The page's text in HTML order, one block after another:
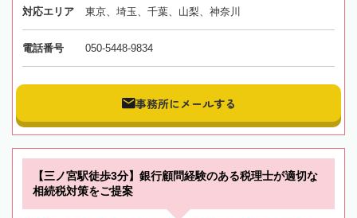
対応エリア 東京、埼玉、千葉、山梨、神奈川
電話番号 050-5448-9834
事務所にメールする
【三ノ宮駅徒歩3分】銀行顧問経験のある税理士が適切な
相続税対策をご提案